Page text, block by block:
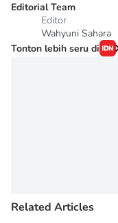
Editorial Team
Editor
Wahyuni Sahara
Tonton lebih seru di
Related Articles